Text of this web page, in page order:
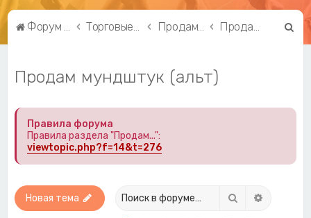
Форум саксофонистов SaxWorld.org Торговые ряды Продам... Продам мундштук (альт)
Продам мундштук (альт)
Правила форума
Правила раздела "Продам...":
viewtopic.php?f=14&t=276
Новая тема Поиск